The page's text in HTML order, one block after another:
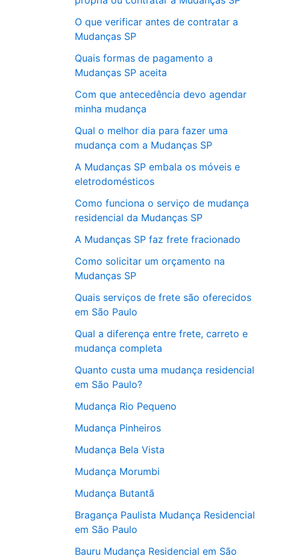
O que verificar antes de contratar a
Mudanças SP
Quais formas de pagamento a
Mudanças SP aceita
Com que antecedência devo agendar
minha mudança
Qual o melhor dia para fazer uma
mudança com a Mudanças SP
A Mudanças SP embala os móveis e
eletrodomésticos
Como funciona o serviço de mudança
residencial da Mudanças SP
A Mudanças SP faz frete fracionado
Como solicitar um orçamento na
Mudanças SP
Quais serviços de frete são oferecidos
em São Paulo
Qual a diferença entre frete, carreto e
mudança completa
Quanto custa uma mudança residencial
em São Paulo?
Mudança Rio Pequeno
Mudança Pinheiros
Mudança Bela Vista
Mudança Morumbi
Mudança Butantã
Bragança Paulista Mudança Residencial
em São Paulo
Bauru Mudança Residencial em São